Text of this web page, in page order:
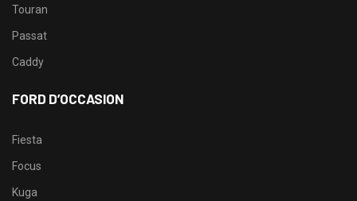
Touran
Passat
Caddy
FORD D’OCCASION
Fiesta
Focus
Kuga